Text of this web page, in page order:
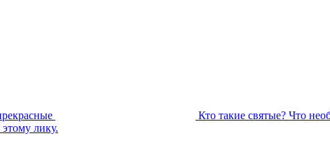
Кто такие святые? Что
лику.